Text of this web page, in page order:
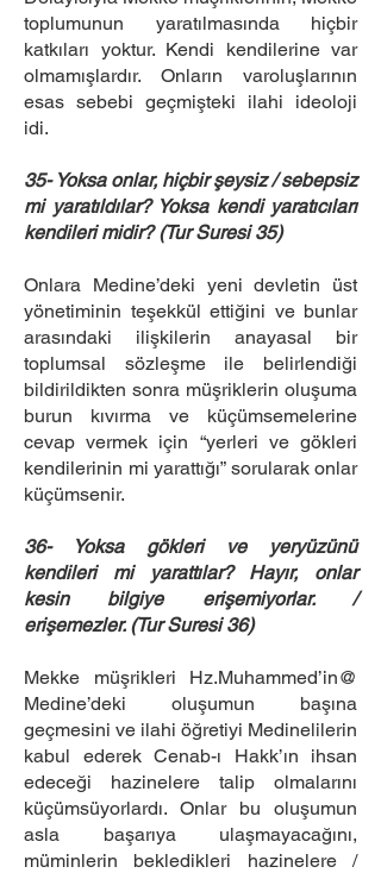
toplumunun yaratılmasında hiçbir
katkıları yoktur. Kendi kendilerine var
olmamışlardır. Onların varoluşlarının
esas sebebi geçmişteki ilahi ideoloji
idi.
35- Yoksa onlar, hiçbir şeysiz / sebepsiz
mi yaratıldılar? Yoksa kendi yaratıcıları
kendileri midir? (Tur Suresi 35)
Onlara Medine’deki yeni devletin üst
yönetiminin teşekkül ettiğini ve bunlar
arasındaki ilişkilerin anayasal bir
toplumsal sözleşme ile belirlendiği
bildirildikten sonra müşriklerin oluşuma
burun kıvırma ve küçümsemelerine
cevap vermek için “yerleri ve gökleri
kendilerinin mi yarattığı” sorularak onlar
küçümsenir.
36- Yoksa gökleri ve yeryüzünü
kendileri mi yarattılar? Hayır, onlar
kesin bilgiye erişemiyorlar. /
erişemezler. (Tur Suresi 36)
Mekke müşrikleri Hz.Muhammed’in@
Medine’deki oluşumun başına
geçmesini ve ilahi öğretiyi Medinelilerin
kabul ederek Cenab-ı Hakk’ın ihsan
edeceği hazinelere talip olmalarını
küçümsüyorlardı. Onlar bu oluşumun
asla başarıya ulaşmayacağını,
müminlerin bekledikleri hazinelere /